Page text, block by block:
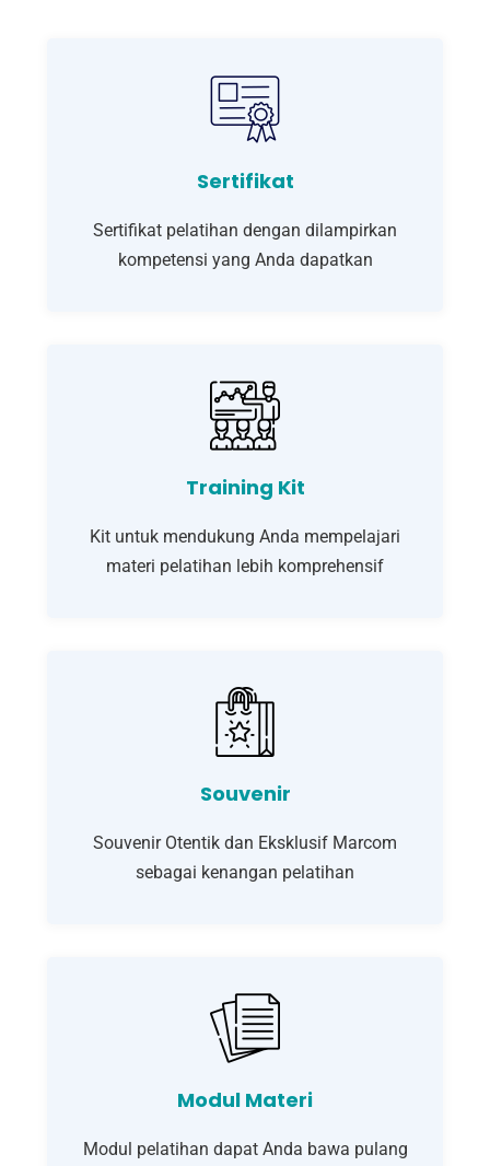
Sertifikat
Sertifikat pelatihan dengan dilampirkan
kompetensi yang Anda dapatkan
Training Kit
Kit untuk mendukung Anda mempelajari
materi pelatihan lebih komprehensif
Souvenir
Souvenir Otentik dan Eksklusif Marcom
sebagai kenangan pelatihan
Modul Materi
Modul pelatihan dapat Anda bawa pulang